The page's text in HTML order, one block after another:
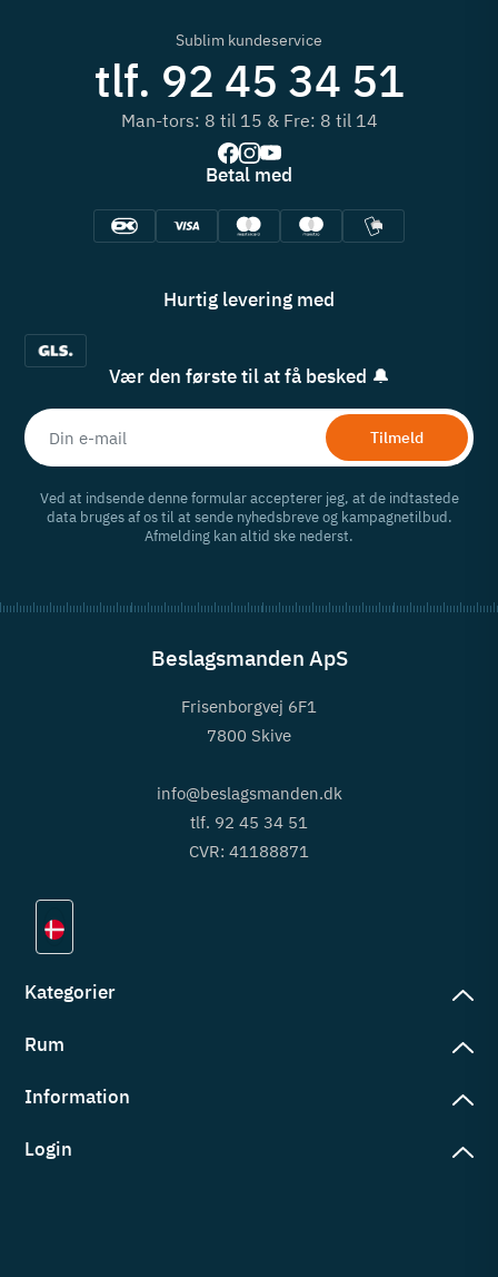
Sublim kundeservice
tlf. 92 45 34 51
Man-tors: 8 til 15 & Fre: 8 til 14
Betal med
Hurtig levering med
Vær den første til at få besked 🔔
Tilmeld
Ved at indsende denne formular accepterer jeg, at de indtastede
data bruges af os til at sende nyhedsbreve og kampagnetilbud.
Afmelding kan altid ske nederst.
Beslagsmanden ApS
Frisenborgvej 6F1
7800 Skive
info@beslagsmanden.dk
tlf. 92 45 34 51
CVR: 41188871
Kategorier
Rum
Information
Login